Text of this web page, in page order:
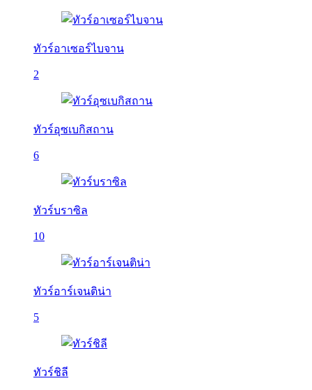
ทัวร์อาเซอร์ไบจาน
2
ทัวร์อุซเบกิสถาน
6
ทัวร์บราซิล
10
ทัวร์อาร์เจนติน่า
5
ทัวร์ชิลี